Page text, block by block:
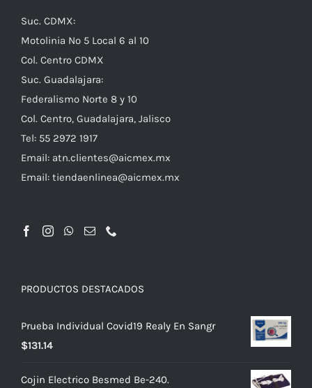
Suc. CDMX:
Motolinia No 5 Local 6 al 10
Col. Centro CDMX
Suc. Guadalajara:
Federalismo Norte 8 y 10
Col. Centro, Guadalajara, Jalisco
Tel: 55 2972 1917
Email: atn.clientes@aicmex.mx
Email: tiendaenlinea@aicmex.mx
PRODUCTOS DESTACADOS
Prueba Individual Covid19 Realy En Sangr
$131.14
Cojin Electrico Besmed Be-240.